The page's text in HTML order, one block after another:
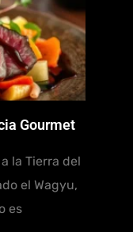
Gourmet
la Tierra del
el Wagyu,
es